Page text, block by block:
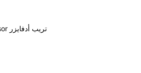
TripAdvisor تريب أدفايزر